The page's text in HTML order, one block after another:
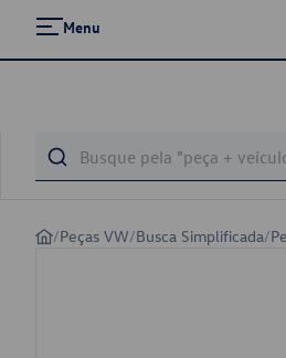
Menu
/Peças VW/Busca Simplificada/